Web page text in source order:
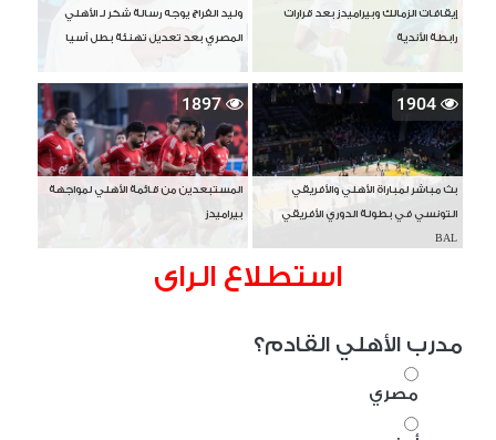
إيقافات الزمالك وبيراميدز بعد قرارات
رابطة الأندية
وليد الفراج يوجه رسالة شكر لـ الأهلي
المصري بعد تعديل تهنئة بطل آسيا
1904
بث مباشر لمباراة الأهلي والأفريقي
التونسي في بطولة الدوري الأفريقي
BAL
1897
المستبعدين من قائمة الأهلي لمواجهة
بيراميدز
استطلاع الراى
مدرب الأهلي القادم؟
مصري